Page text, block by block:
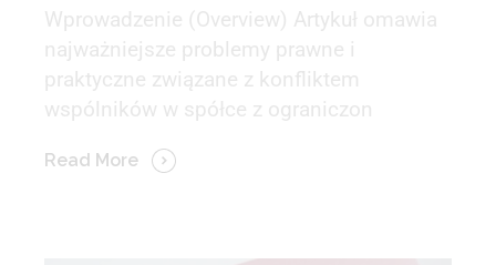
Wprowadzenie (Overview) Artykuł omawia
najważniejsze problemy prawne i
praktyczne związane z konfliktem
wspólników w spółce z ograniczon
Read More